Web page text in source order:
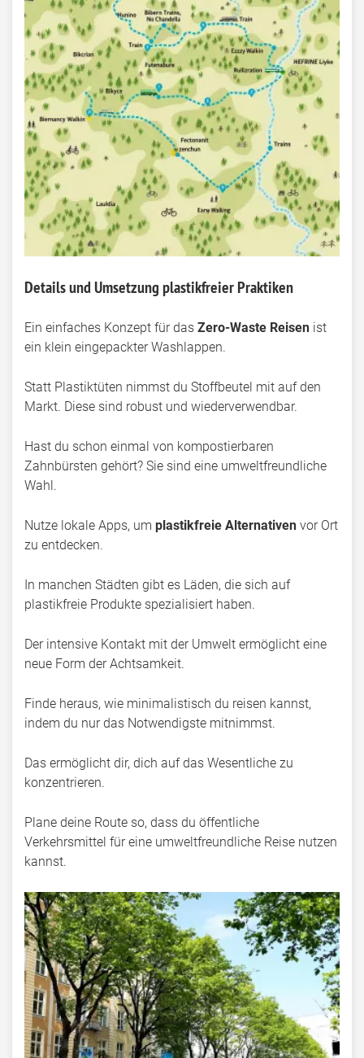
Details und Umsetzung plastikfreier Praktiken
Ein einfaches Konzept für das Zero-Waste Reisen ist
ein klein eingepackter Washlappen.
Statt Plastiktüten nimmst du Stoffbeutel mit auf den
Markt. Diese sind robust und wiederverwendbar.
Hast du schon einmal von kompostierbaren
Zahnbürsten gehört? Sie sind eine umweltfreundliche
Wahl.
Nutze lokale Apps, um plastikfreie Alternativen vor Ort
zu entdecken.
In manchen Städten gibt es Läden, die sich auf
plastikfreie Produkte spezialisiert haben.
Der intensive Kontakt mit der Umwelt ermöglicht eine
neue Form der Achtsamkeit.
Finde heraus, wie minimalistisch du reisen kannst,
indem du nur das Notwendigste mitnimmst.
Das ermöglicht dir, dich auf das Wesentliche zu
konzentrieren.
Plane deine Route so, dass du öffentliche
Verkehrsmittel für eine umweltfreundliche Reise nutzen
kannst.